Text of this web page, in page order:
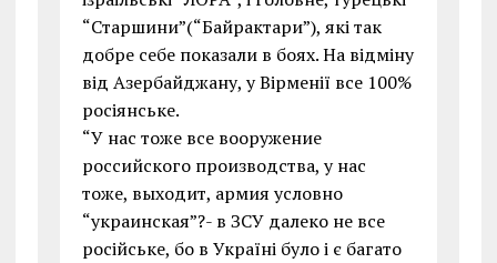
“Старшини”(“Байрактари”), які так
добре себе показали в боях. На відміну
від Азербайджану, у Вірменії все 100%
росіянське.
“У нас тоже все вооружение
российского производства, у нас
тоже, выходит, армия условно
“украинская”?- в ЗСУ далеко не все
російське, бо в Україні було і є багато